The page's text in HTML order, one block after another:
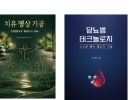
나 오래 걸리나요? 통증은 없나
이 가능한가요? 78
인가요? 어떤 경우에 필요하나
아픈가요? 성공률은 어떤가요?